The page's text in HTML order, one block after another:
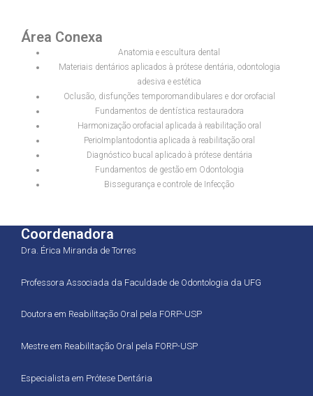
Área Conexa
Anatomia e escultura dental
Materiais dentários aplicados à prótese dentária, odontologia
adesiva e estética
Oclusão, disfunções temporomandibulares e dor orofacial
Fundamentos de dentística restauradora
Harmonização orofacial aplicada à reabilitação oral
PerioImplantodontia aplicada à reabilitação oral
Diagnóstico bucal aplicado à prótese dentária
Fundamentos de gestão em Odontologia
Bissegurança e controle de Infecção
Coordenadora
Dra. Érica Miranda de Torres
Professora Associada da Faculdade de Odontologia da UFG
Doutora em Reabilitação Oral pela FORP-USP
Mestre em Reabilitação Oral pela FORP-USP
Especialista em Prótese Dentária